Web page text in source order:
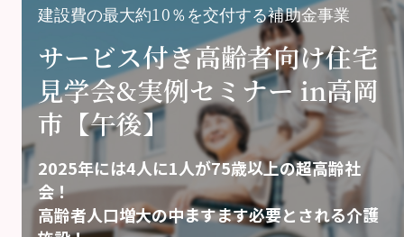
建設費の最大約10％を交付する補助金事業
サービス付き高齢者向け住宅
見学会&実例セミナー in高岡
市【午後】
2025年には4人に1人が75歳以上の超高齢社
会！
高齢者人口増大の中ますます必要とされる介護